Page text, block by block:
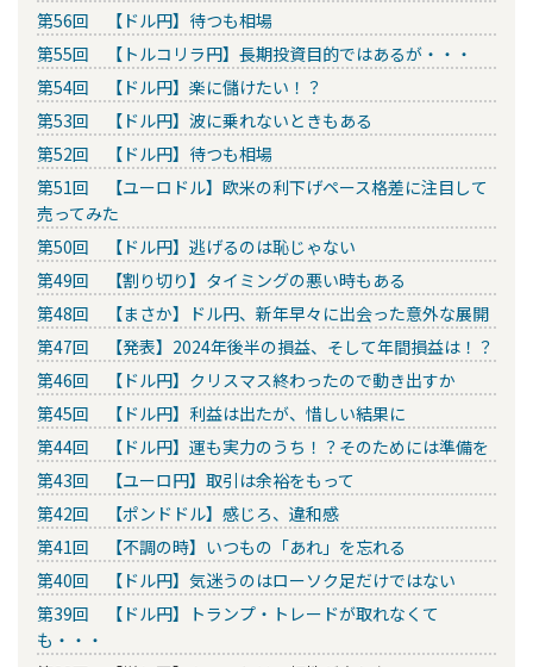
第56回 【ドル円】待つも相場
第55回 【トルコリラ円】長期投資目的ではあるが・・・
第54回 【ドル円】楽に儲けたい！？
第53回 【ドル円】波に乗れないときもある
第52回 【ドル円】待つも相場
第51回 【ユーロドル】欧米の利下げペース格差に注目して
売ってみた
第50回 【ドル円】逃げるのは恥じゃない
第49回 【割り切り】タイミングの悪い時もある
第48回 【まさか】ドル円、新年早々に出会った意外な展開
第47回 【発表】2024年後半の損益、そして年間損益は！？
第46回 【ドル円】クリスマス終わったので動き出すか
第45回 【ドル円】利益は出たが、惜しい結果に
第44回 【ドル円】運も実力のうち！？そのためには準備を
第43回 【ユーロ円】取引は余裕をもって
第42回 【ポンドドル】感じろ、違和感
第41回 【不調の時】いつもの「あれ」を忘れる
第40回 【ドル円】気迷うのはローソク足だけではない
第39回 【ドル円】トランプ・トレードが取れなくて
も・・・